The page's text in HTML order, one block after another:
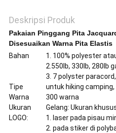
Deskripsi Produk
Pakaian Pinggang Pita
Disesuaikan Warna Pita Elastis
Bahan
1. 100% polyester
2.550lb, 330lb, 280lb
3. 7 polyster paracord,
Tipe
untuk hiking
Warna
300 warna
Ukuran
Gelang: Ukuran
LOGO:
1. laser pada pisau
2. pada stiker di